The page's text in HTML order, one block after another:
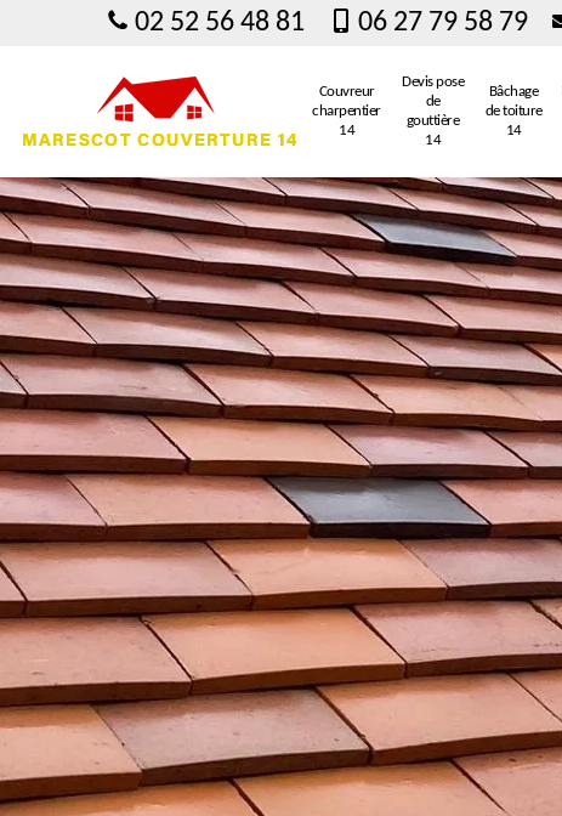
02 52 56 48 81 06 27 79 58 79
Couvreur
charpentier
14
Devis pose
de
gouttière
14
Bâchage
de toiture
14